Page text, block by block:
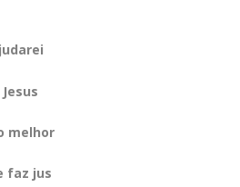
melhor
faz jus